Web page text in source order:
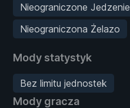
Nieograniczone Jedzenie
Nieograniczona Żelazo
Mody statystyk
Bez limitu jednostek
Mody gracza